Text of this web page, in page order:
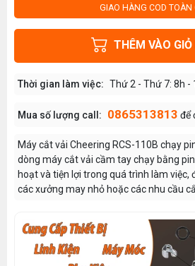
GIAO HÀNG COD TOÀN
THÊM VÀO GIỎ
Thời gian làm việc: Thứ 2 - Thứ 7: 8h -
Mua số lượng call: 0865313813 để
Máy cắt vải Cheering RCS-110B chạy
dòng máy cắt vải cầm tay chạy bằng
hoạt và tiện lợi trong quá trình làm việc,
các xưởng may nhỏ hoặc các nhu cầu